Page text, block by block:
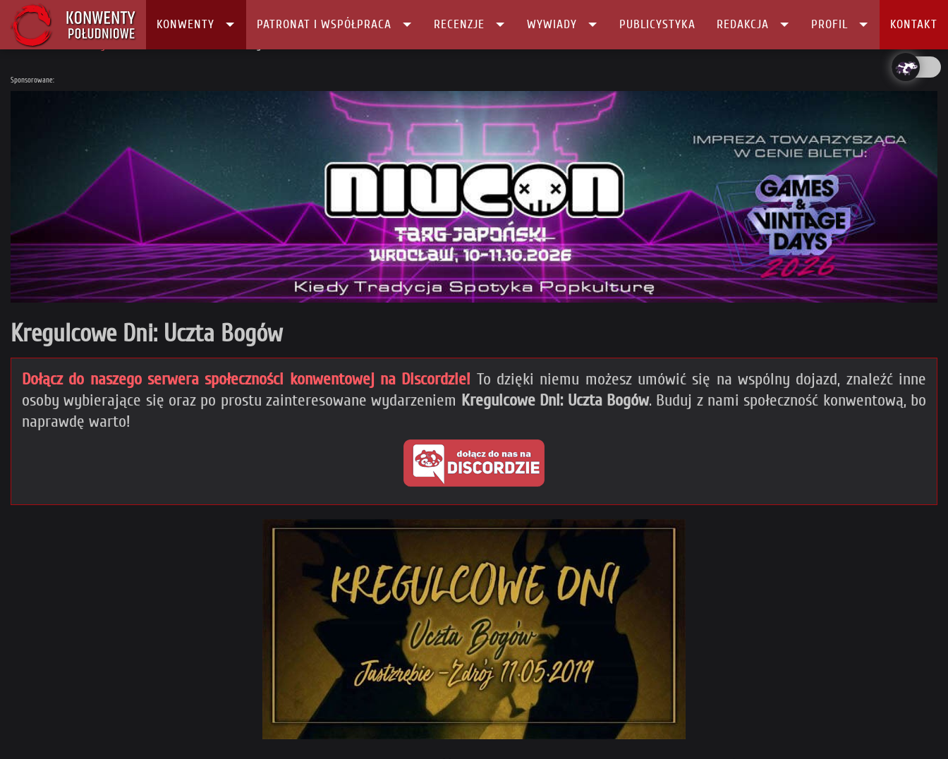
KONWENTY PATRONAT I WSPÓŁPRACA RECENZJE WYWIADY PUBLICYSTYKA REDAKCJA PROFIL KONTAKT
Główna
Sponsorowane:
Kregulcowe Dni: Uczta Bogów
Dołącz do naszego serwera społeczności konwentowej na Discordzie! To dzięki niemu możesz umówić się na wspólny dojazd, znaleźć inne
osoby wybierające się oraz po prostu zainteresowane wydarzeniem Kregulcowe Dni: Uczta Bogów. Buduj z nami społeczność konwentową, bo
naprawdę warto!